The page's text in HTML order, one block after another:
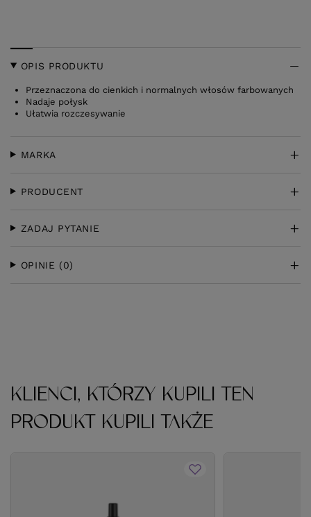
OPIS PRODUKTU
Przeznaczona do cienkich i normalnych włosów farbowanych
Nadaje połysk
Ułatwia rozczesywanie
MARKA
PRODUCENT
ZADAJ PYTANIE
OPINIE (0)
KLIENCI, KTÓRZY KUPILI TEN
PRODUKT KUPILI TAKŻE